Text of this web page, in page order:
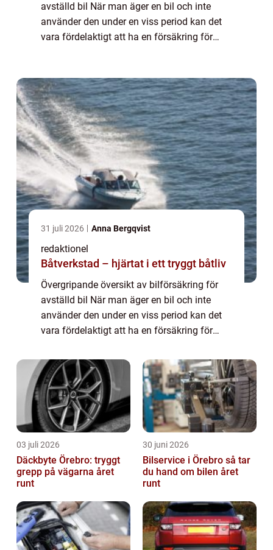
avställd bil När man äger en bil och inte
använder den under en viss period kan det
vara fördelaktigt att ha en försäkring för
31 juli 2026 Anna Bergqvist
redaktionel
Båtverkstad – hjärtat i ett tryggt båtliv
Övergripande översikt av bilförsäkring för
avställd bil När man äger en bil och inte
använder den under en viss period kan det
vara fördelaktigt att ha en försäkring för
sig från vanliga bilförsäkringar e...
03 juli 2026
Däckbyte Örebro: tryggt
grepp på vägarna året
runt
30 juni 2026
Bilservice i Örebro så tar
du hand om bilen året
runt